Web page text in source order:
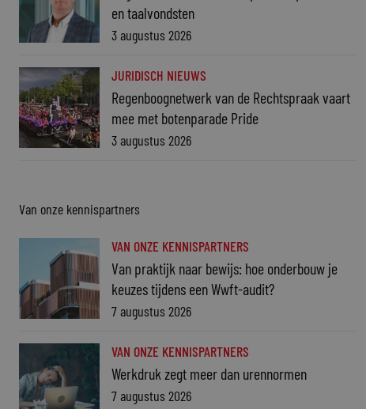
en taalvondsten
3 augustus 2026
JURIDISCH NIEUWS
Regenboognetwerk van de Rechtspraak vaart
mee met botenparade Pride
3 augustus 2026
Van onze kennispartners
VAN ONZE KENNISPARTNERS
Van praktijk naar bewijs: hoe onderbouw je
keuzes tijdens een Wwft-audit?
7 augustus 2026
VAN ONZE KENNISPARTNERS
Werkdruk zegt meer dan urennormen
7 augustus 2026